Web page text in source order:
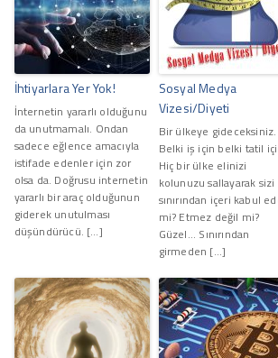
İhtiyarlara Yer Yok!
İnternetin yararlı olduğunu
da unutmamalı. Ondan
sadece eğlence amacıyla
istifade edenler için zor
olsa da. Doğrusu internetin
yararlı bir araç olduğunun
giderek unutulması
düşündürücü. […]
Sosyal Medya
Vizesi/Diyeti
Bir ülkeye gideceksiniz.
Belki iş için belki tatil
Hiç bir ülke elinizi
kolunuzu sallayarak sizi
sınırından içeri kabul
mi? Etmez değil mi?
Güzel... Sınırından
girmeden […]